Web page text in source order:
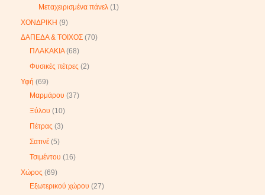
Μεταχειρισμένα πάνελ 1
ΧΟΝΔΡΙΚΗ 9
ΔΑΠΕΔΑ & ΤΟΙΧΟΣ 70
ΠΛΑΚΑΚΙΑ 68
Φυσικές πέτρες 2
Υφή 69
Μαρμάρου 37
Ξύλου
10
Πέτρας 3
Σατινέ 5
Τσιμέντου
16
Χώρος 69
Εξωτερικού χώρου 27